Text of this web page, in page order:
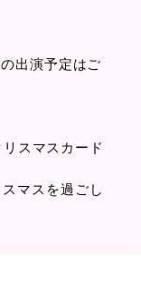
出演予定はご
スマスカード
マスを過ごし